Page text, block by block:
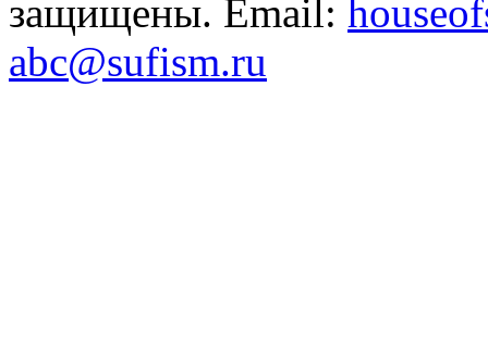
защищены. Email:
abc@sufism.ru